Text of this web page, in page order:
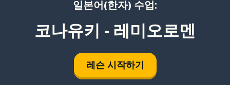
일본어(한자) 수업:
코나유키 - 레미오로멘
레슨 시작하기